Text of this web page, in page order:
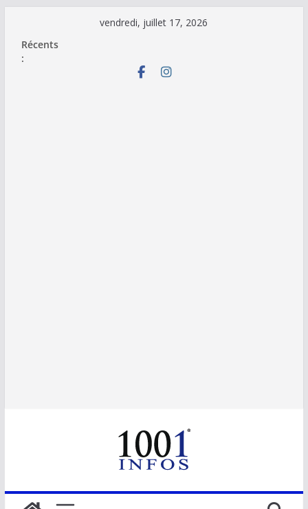
contenu
vendredi, juillet 17, 2026
Récents
: